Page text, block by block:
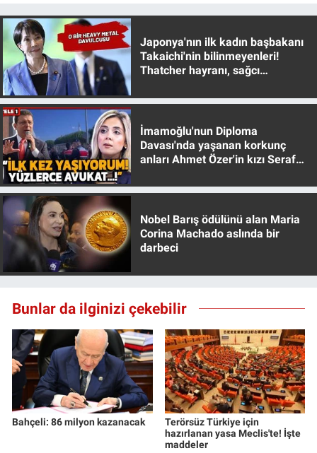
Japonya'nın ilk kadın başbakanı
Takaichi'nin bilinmeyenleri!
Thatcher hayranı, sağcı
İmamoğlu'nun Diploma
Davası'nda yaşanan korkunç
anları Ahmet Özer'in kızı Seraf
Nobel Barış ödülünü alan Maria
Corina Machado aslında bir
darbeci
Bunlar da ilginizi çekebilir
Bahçeli: 86 milyon kazanacak
Terörsüz Türkiye için
hazırlanan yasa Meclis'te! İşte
maddeler
Türkiye'nin Geleceği
Türkiye'nin Gündemi
Yerel Gündem
Yerel Yaşam
Canlı Yayın